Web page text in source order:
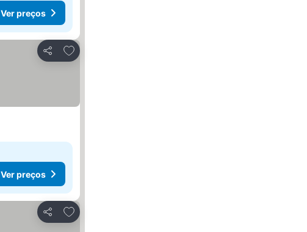
Ver preços
Partilhar
Adicionar aos favoritos
Ver preços
Partilhar
Adicionar aos favoritos